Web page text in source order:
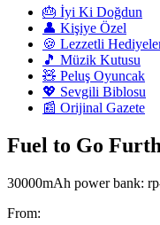
🎂 İyi Ki Doğdun
👤 Kişiye Özel
🍪 Lezzetli
🎵 Müzik Kutusu
🧸 Peluş Oyuncak
💖 Sevgili Biblosu
📰 Orijinal Gazete
Fuel to Go
30000mAh power bank:
From: